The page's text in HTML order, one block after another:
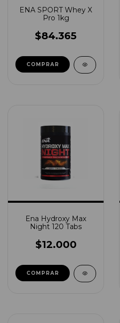
ENA SPORT Whey X
Pro 1kg
$84.365
COMPRAR
Ena Hydroxy Max
Night 120 Tabs
$12.000